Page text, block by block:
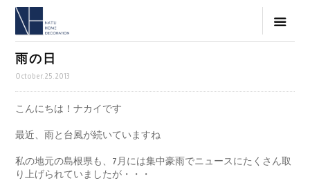
雨の日
October.25.2013
こんにちは！ナカイです
最近、雨と台風が続いていますね
私の地元の島根県も、7月には集中豪雨でニュースにたくさん取
り上げられていましたが・・・